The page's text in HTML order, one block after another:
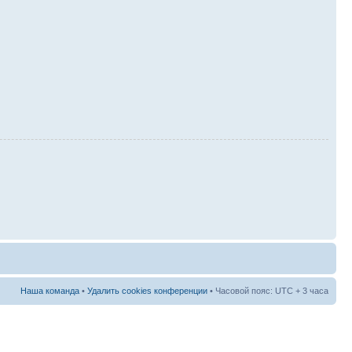
Наша команда • Удалить cookies конференции • Часовой пояс: UTC + 3 часа